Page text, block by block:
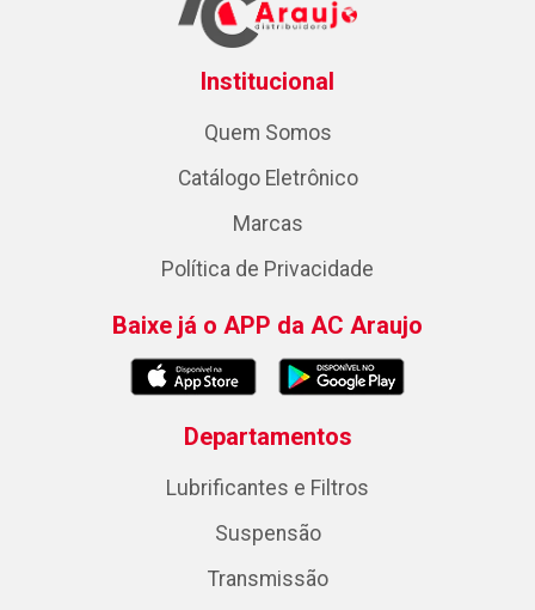
Institucional
Quem Somos
Catálogo Eletrônico
Marcas
Política de Privacidade
Baixe já o APP da AC Araujo
Departamentos
Lubrificantes e Filtros
Suspensão
Transmissão